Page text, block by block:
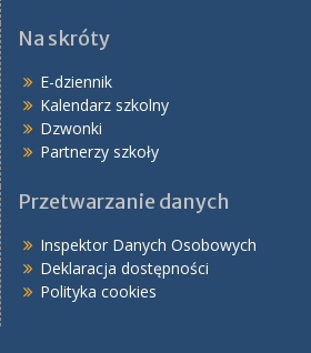
Na skróty
E-dziennik
Kalendarz szkolny
Dzwonki
Partnerzy szkoły
Przetwarzanie danych
Inspektor Danych Osobowych
Deklaracja dostępności
Polityka cookies